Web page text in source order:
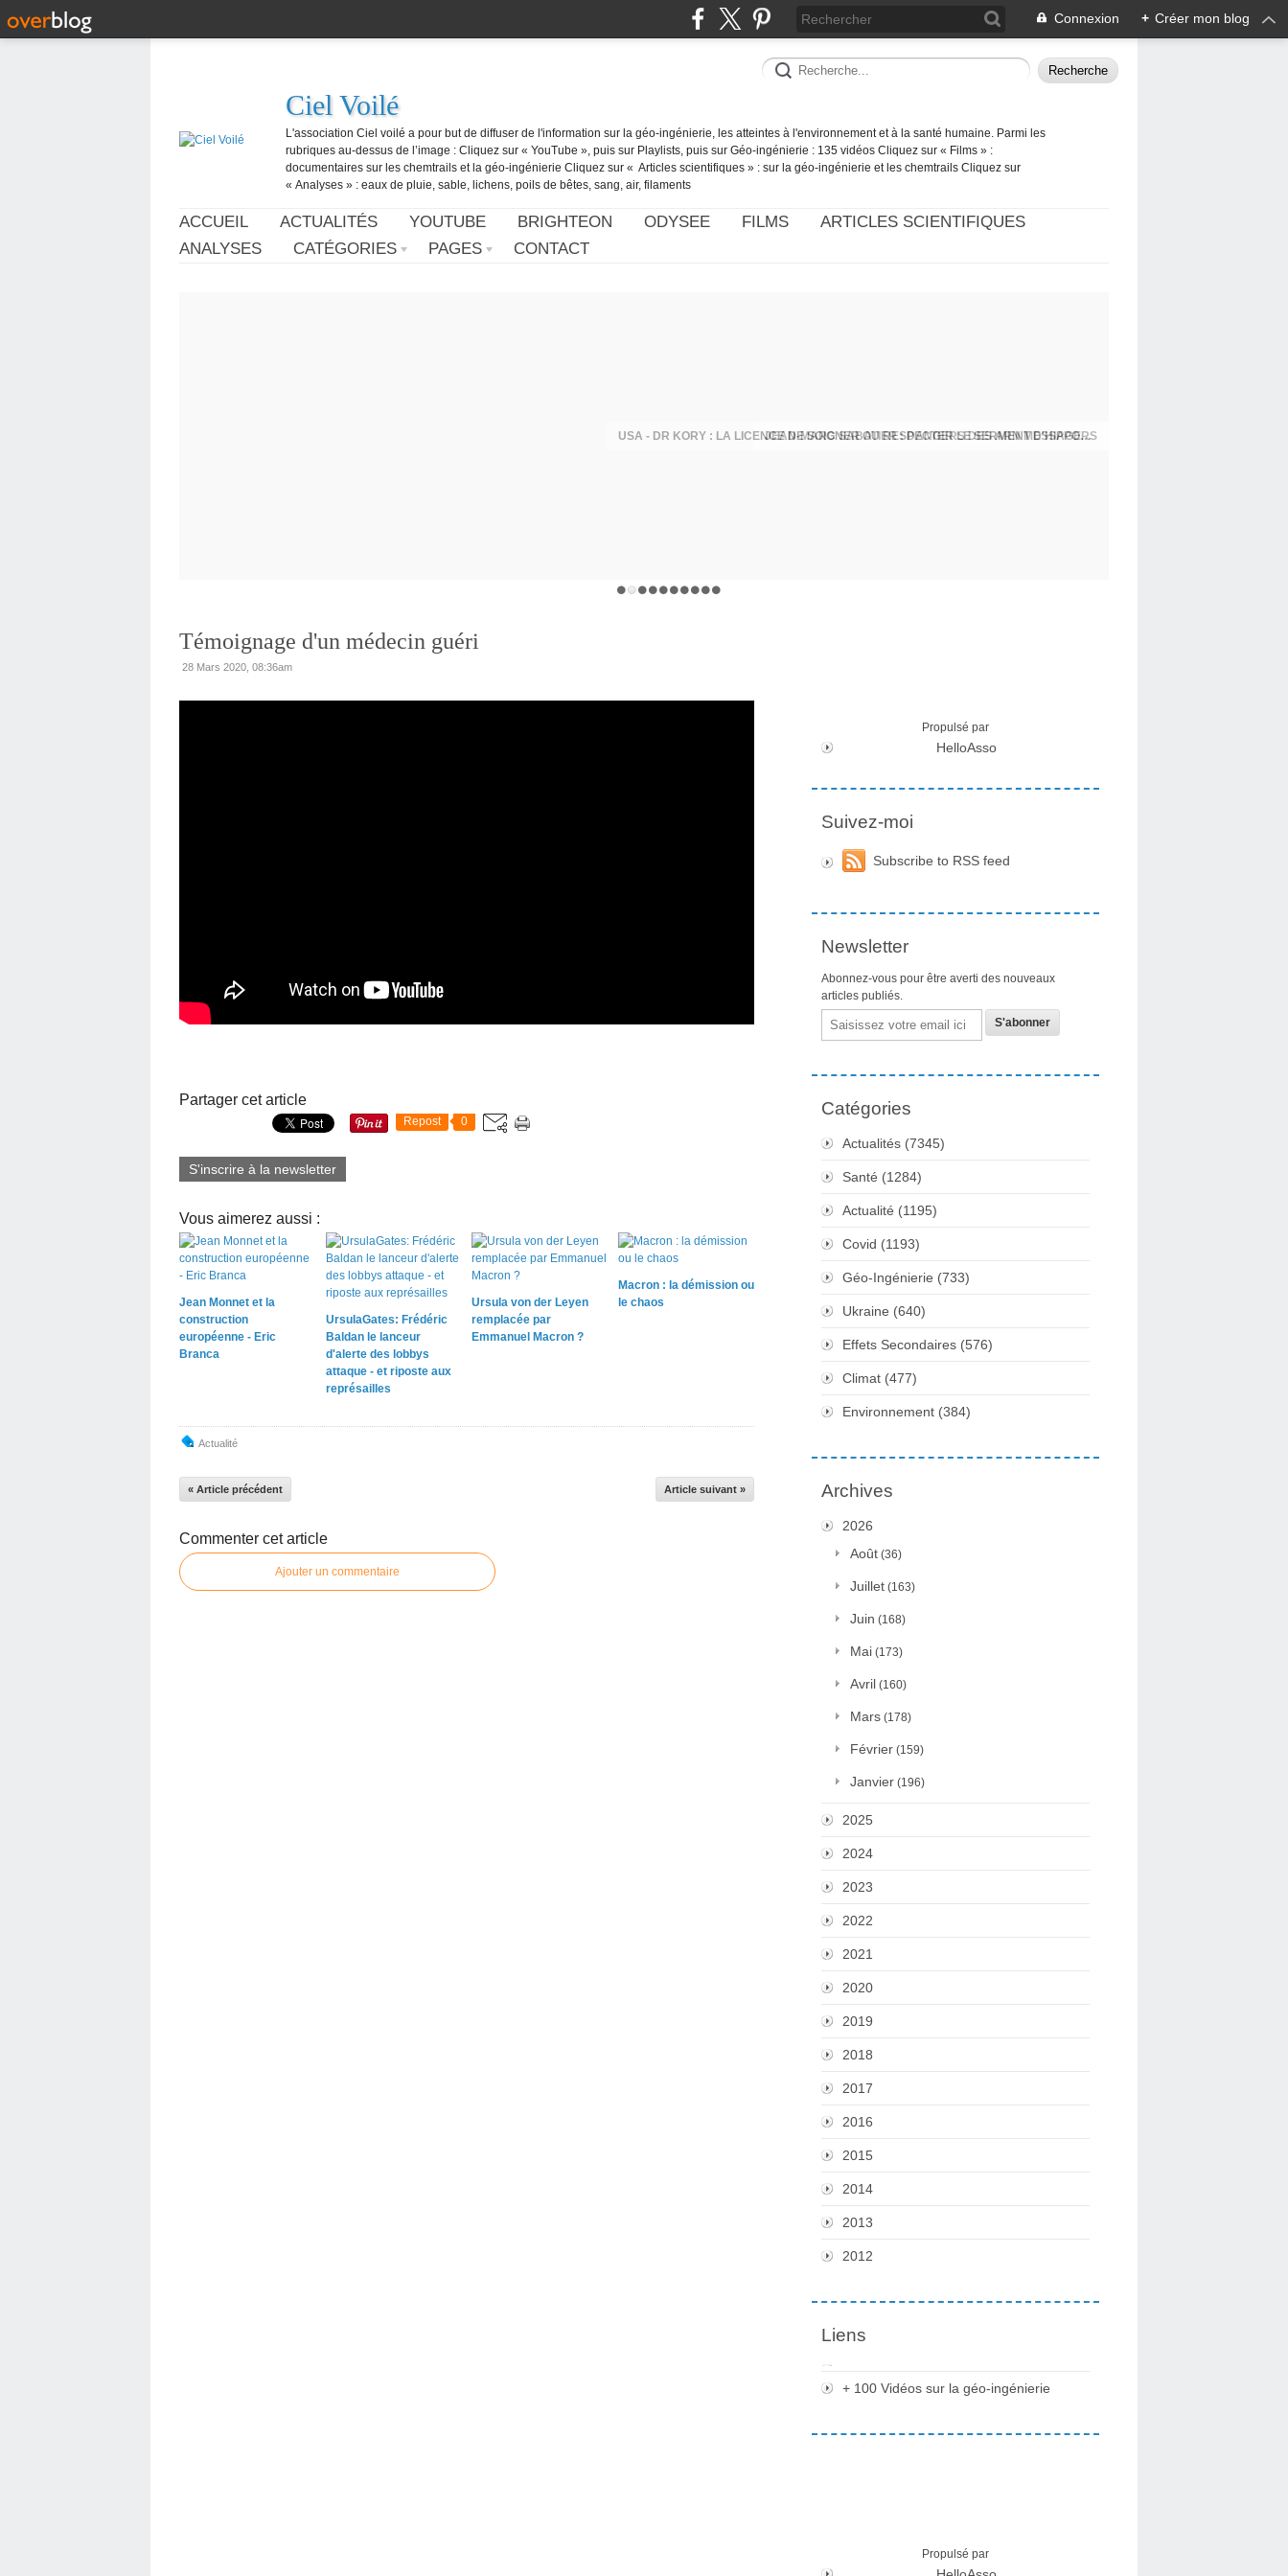
Connexion + Créer mon blog
Ciel Voilé
L'association Ciel voilé a pour but de diffuser de l'information sur la géo-ingénierie, les atteintes à l'environnement et à la santé humaine. Parmi les
rubriques au-dessus de l’image : Cliquez sur « YouTube », puis sur Playlists, puis sur Géo-ingénierie : 135 vidéos Cliquez sur « Films » :
documentaires sur les chemtrails et la géo-ingénierie Cliquez sur « Articles scientifiques » : sur la géo-ingénierie et les chemtrails Cliquez sur
« Analyses » : eaux de pluie, sable, lichens, poils de bêtes, sang, air, filaments
ACCUEIL ACTUALITÉS YOUTUBE BRIGHTEON ODYSEE FILMS
ARTICLES SCIENTIFIQUES
ANALYSES
CATÉGORIES PAGES CONTACT
JEAN-MARC SABATIER : DANGERS DES ARN MESSAGERS
USA - DR KORY : LA LICENCE DE SOIGNER OU RESPECTER LE SERMENT D'HIPPOCRATE CONTRE VENTS ET MARÉES
Témoignage d'un médecin guéri
28 Mars 2020, 08:36am
Partager cet article
Repost 0
S'inscrire à la newsletter
Vous aimerez aussi :
Jean Monnet et la
construction
européenne - Eric
Branca
UrsulaGates: Frédéric
Baldan le lanceur
d'alerte des lobbys
attaque - et riposte aux
représailles
Ursula von der Leyen
remplacée par
Emmanuel Macron ?
Macron : la démission ou
le chaos
Actualité
« Article précédent Article suivant »
Commenter cet article
Ajouter un commentaire
Propulsé par
HelloAsso
Suivez-moi
Subscribe to RSS feed
Newsletter
Abonnez-vous pour être averti des nouveaux
articles publiés.
Email
Catégories
Actualités (7345)
Santé (1284)
Actualité (1195)
Covid (1193)
Géo-Ingénierie (733)
Ukraine (640)
Effets Secondaires (576)
Climat (477)
Environnement (384)
Archives
2026
Août (36)
Juillet (163)
Juin (168)
Mai (173)
Avril (160)
Mars (178)
Février (159)
Janvier (196)
2025
2024
2023
2022
2021
2020
2019
2018
2017
2016
2015
2014
2013
2012
Liens
+ 100 Vidéos sur la géo-ingénierie
Propulsé par